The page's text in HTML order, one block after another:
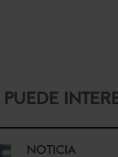
NOTICIA